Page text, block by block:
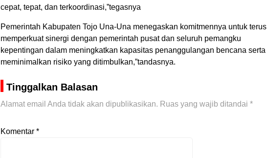
cepat, tepat, dan terkoordinasi,”tegasnya
Pemerintah Kabupaten Tojo Una-Una menegaskan komitmennya untuk terus
memperkuat sinergi dengan pemerintah pusat dan seluruh pemangku
kepentingan dalam meningkatkan kapasitas penanggulangan bencana serta
meminimalkan risiko yang ditimbulkan,”tandasnya.
Tinggalkan Balasan
Alamat email Anda tidak akan dipublikasikan. Ruas yang wajib ditandai *
Komentar *